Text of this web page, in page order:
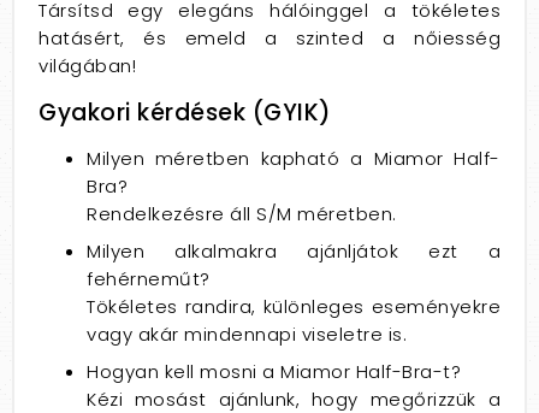
Társítsd egy elegáns hálóinggel a tökéletes
hatásért, és emeld a szinted a nőiesség
világában!
Gyakori kérdések (GYIK)
Milyen méretben kapható a Miamor Half-
Bra?
Rendelkezésre áll S/M méretben.
Milyen alkalmakra ajánljátok ezt a
fehérneműt?
Tökéletes randira, különleges eseményekre
vagy akár mindennapi viseletre is.
Hogyan kell mosni a Miamor Half-Bra-t?
Kézi mosást ajánlunk, hogy megőrizzük a